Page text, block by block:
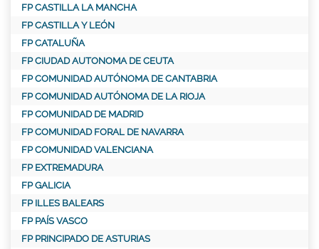
FP CASTILLA LA MANCHA
FP CASTILLA Y LEÓN
FP CATALUÑA
FP CIUDAD AUTONOMA DE CEUTA
FP COMUNIDAD AUTÓNOMA DE CANTABRIA
FP COMUNIDAD AUTÓNOMA DE LA RIOJA
FP COMUNIDAD DE MADRID
FP COMUNIDAD FORAL DE NAVARRA
FP COMUNIDAD VALENCIANA
FP EXTREMADURA
FP GALICIA
FP ILLES BALEARS
FP PAÍS VASCO
FP PRINCIPADO DE ASTURIAS